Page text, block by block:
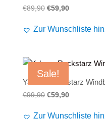
€89,90 Ursprünglicher
war:
€59,90Aktueller
ist:
Zur Wunschliste
Sale!
Yakuza Rockstarz
€99,90 Ursprünglicher
€59,90Aktueller
Zur Wunschliste